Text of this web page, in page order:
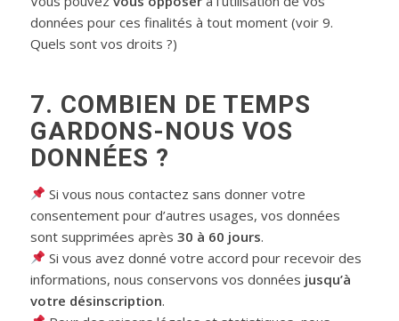
données pour ces finalités à tout moment (voir 9.
Quels sont vos droits ?)
7. COMBIEN DE TEMPS
GARDONS-NOUS VOS
DONNÉES ?
Si vous nous contactez sans donner votre
consentement pour d’autres usages, vos données
sont supprimées après 30 à 60 jours.
Si vous avez donné votre accord pour recevoir des
informations, nous conservons vos données jusqu’à
votre désinscription.